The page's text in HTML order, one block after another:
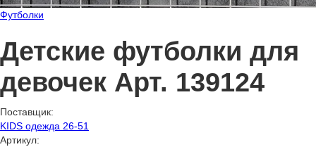
Футболки
Детские футболки для
девочек Арт. 139124
Поставщик:
KIDS одежда 26-51
Артикул: